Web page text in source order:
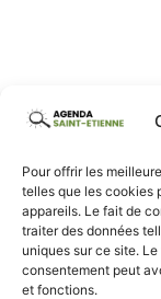
Pour offrir les
telles que les cookies
appareils. Le fait de
traiter des données
uniques sur ce site.
consentement peut
et fonctions.